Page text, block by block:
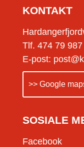
KONTAKT
Tlf. 474 79 987
E-post:
>> Google
SOSIALE
Facebook